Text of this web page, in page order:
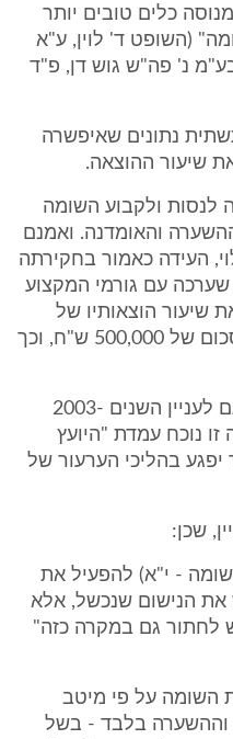
כלים טובים יותר
(השופט ד' לוין, ע"א
בע"מ נ' פה"ש גוש דן, פ"ד
נתונים שאיפשרה
שיעור ההוצאה.
לנסות ולקבוע השומה
והאומדנה. ואמנם
העידה כאמור בחקירתה
עם גורמי המקצוע
שיעור הוצאותיו של
המערער לשנת המס 2000 בסכום של 500,000 ש"ח, וכך
זו היתה דעתה, ודעת חבריה, גם לעניין השנים 2003-
זו נוכח עמדת "היועץ
בהליכי הערעור של
שכן:
- י"א) להפעיל את
את הנישום שנכשל, אלא
לחתור גם במקרה כזה"
השומה על פי מיטב
וההשערה בלבד - בשל